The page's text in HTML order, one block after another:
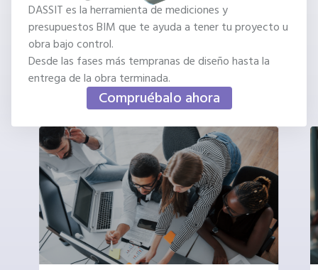
DASSIT es la herramienta de mediciones y
presupuestos BIM que te ayuda a tener tu proyecto u
obra bajo control.
Desde las fases más tempranas de diseño hasta la
entrega de la obra terminada.
Compruébalo ahora